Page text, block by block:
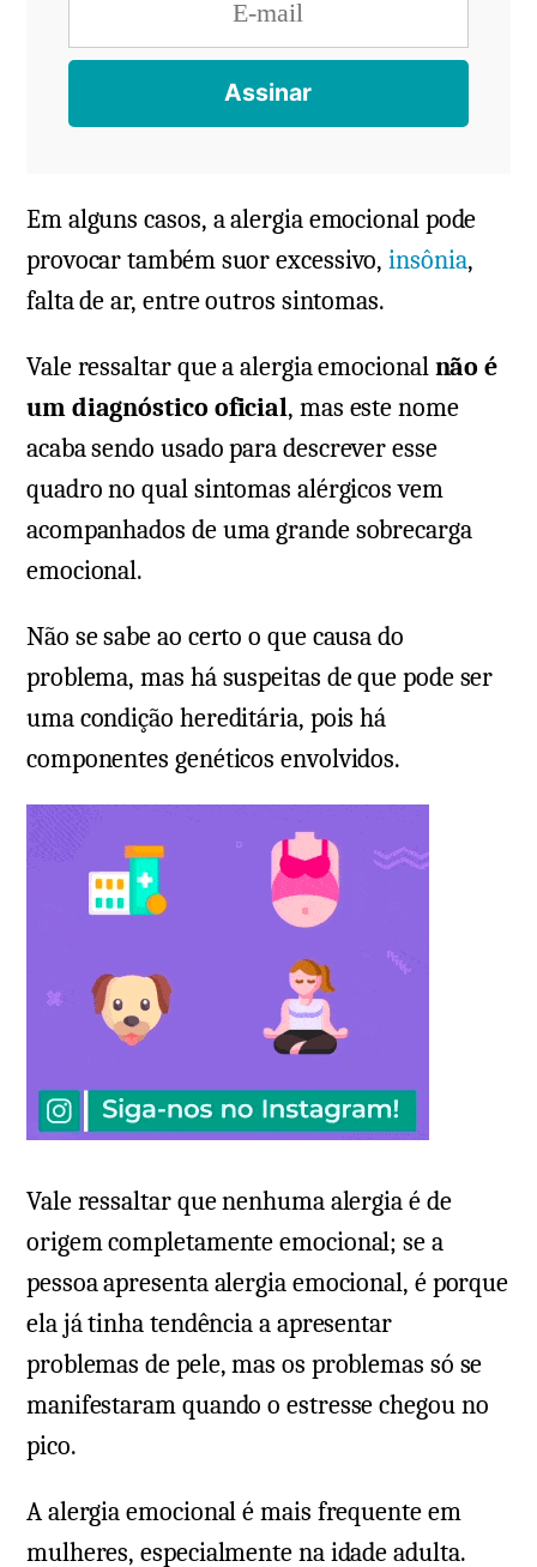
Em alguns casos, a alergia emocional pode
provocar também suor excessivo,insônia,
falta de ar, entre outros sintomas.
Vale ressaltar que a alergia emocionalnão é
um diagnóstico oficial, mas este nome
acaba sendo usado para descrever esse
quadro no qual sintomas alérgicos vem
acompanhados de uma grande sobrecarga
emocional.
Não se sabe ao certo o que causa do
problema, mas há suspeitas de que pode ser
uma condição hereditária, pois há
componentes genéticos envolvidos.
Vale ressaltar que nenhuma alergia é de
origem completamente emocional; se a
pessoa apresenta alergia emocional, é porque
ela já tinha tendência a apresentar
problemas de pele, mas os problemas só se
manifestaram quando o estresse chegou no
pico.
A alergia emocional é mais frequente em
mulheres, especialmente na idade adulta.